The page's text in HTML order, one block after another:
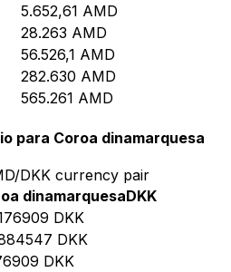
5.652,61 AMD
28.263 AMD
56.526,1 AMD
282.630 AMD
565.261 AMD
para Coroa dinamarquesa
DKK currency pair
dinamarquesaDKK
DKK
DKK
DKK